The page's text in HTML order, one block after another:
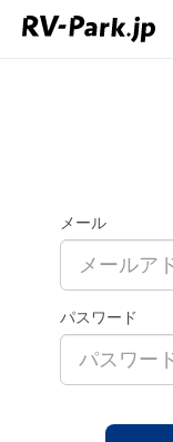
メール
パスワード